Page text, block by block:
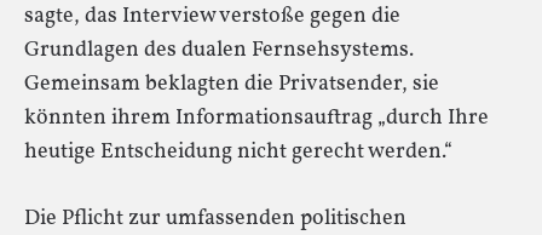
sagte, das Interview verstoße gegen die
Grundlagen des dualen Fernsehsystems.
Gemeinsam beklagten die Privatsender, sie
könnten ihrem Informationsauftrag „durch Ihre
heutige Entscheidung nicht gerecht werden.“
Die Pflicht zur umfassenden politischen